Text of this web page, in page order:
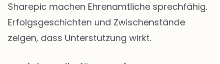
Sharepic machen Ehrenamtliche sprechfähig.
Erfolgsgeschichten und Zwischenstände
zeigen, dass Unterstützung wirkt.